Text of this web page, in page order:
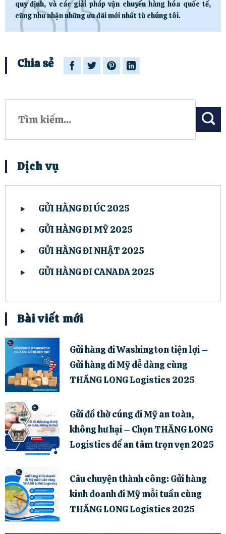
quy định, và các giải pháp vận chuyển hàng hóa quốc tế,
cũng như nhận những ưu đãi mới nhất từ chúng tôi.
Chia sẻ
Dịch vụ
GỬI HÀNG ĐI ÚC 2025
GỬI HÀNG ĐI MỸ 2025
GỬI HÀNG ĐI NHẬT 2025
GỬI HÀNG ĐI CANADA 2025
Bài viết mới
Gửi hàng đi Washington tiện lợi –
Gửi hàng đi Mỹ dễ dàng cùng
THĂNG LONG Logistics 2025
Gửi đồ thờ cúng đi Mỹ an toàn,
không hư hại – Chọn THĂNG LONG
Logistics để an tâm trọn vẹn 2025
Câu chuyện thành công: Gửi hàng
kinh doanh đi Mỹ mỗi tuần cùng
THĂNG LONG Logistics 2025